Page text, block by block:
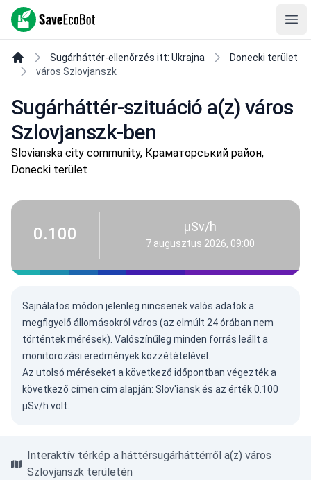
SaveEcoBot
Sugárháttér-ellenőrzés itt: Ukrajna
Donecki terület
város Szlovjanszk
Sugárháttér-szituáció a(z) város
Szlovjanszk-ben
Slovianska city community, Краматорський район,
Donecki terület
0.100 µSv/h
7 augusztus 2026, 09:00
Sajnálatos módon jelenleg nincsenek valós adatok a
megfigyelő állomásokról város (az elmúlt 24 órában nem
történtek mérések). Valószínűleg minden forrás leállt a
monitorozási eredmények közzétételével.
Az utolsó méréseket a következő időpontban végezték a
következő címen cím alapján: Slov'iansk és az érték 0.100
µSv/h volt.
Interaktív térkép a háttérsugárháttérről a(z) város
Szlovjanszk területén